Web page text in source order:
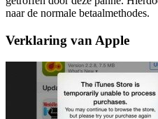
naar de normale betaalmethodes.
Verklaring van Apple